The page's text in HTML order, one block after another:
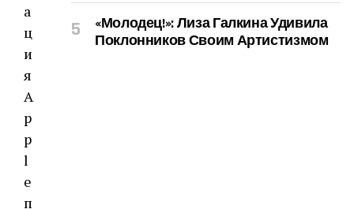
а
ц
и
я
A
p
p
l
e
п
«Молодец!»: Лиза Галкина Удивила
Поклонников Своим Артистизмом